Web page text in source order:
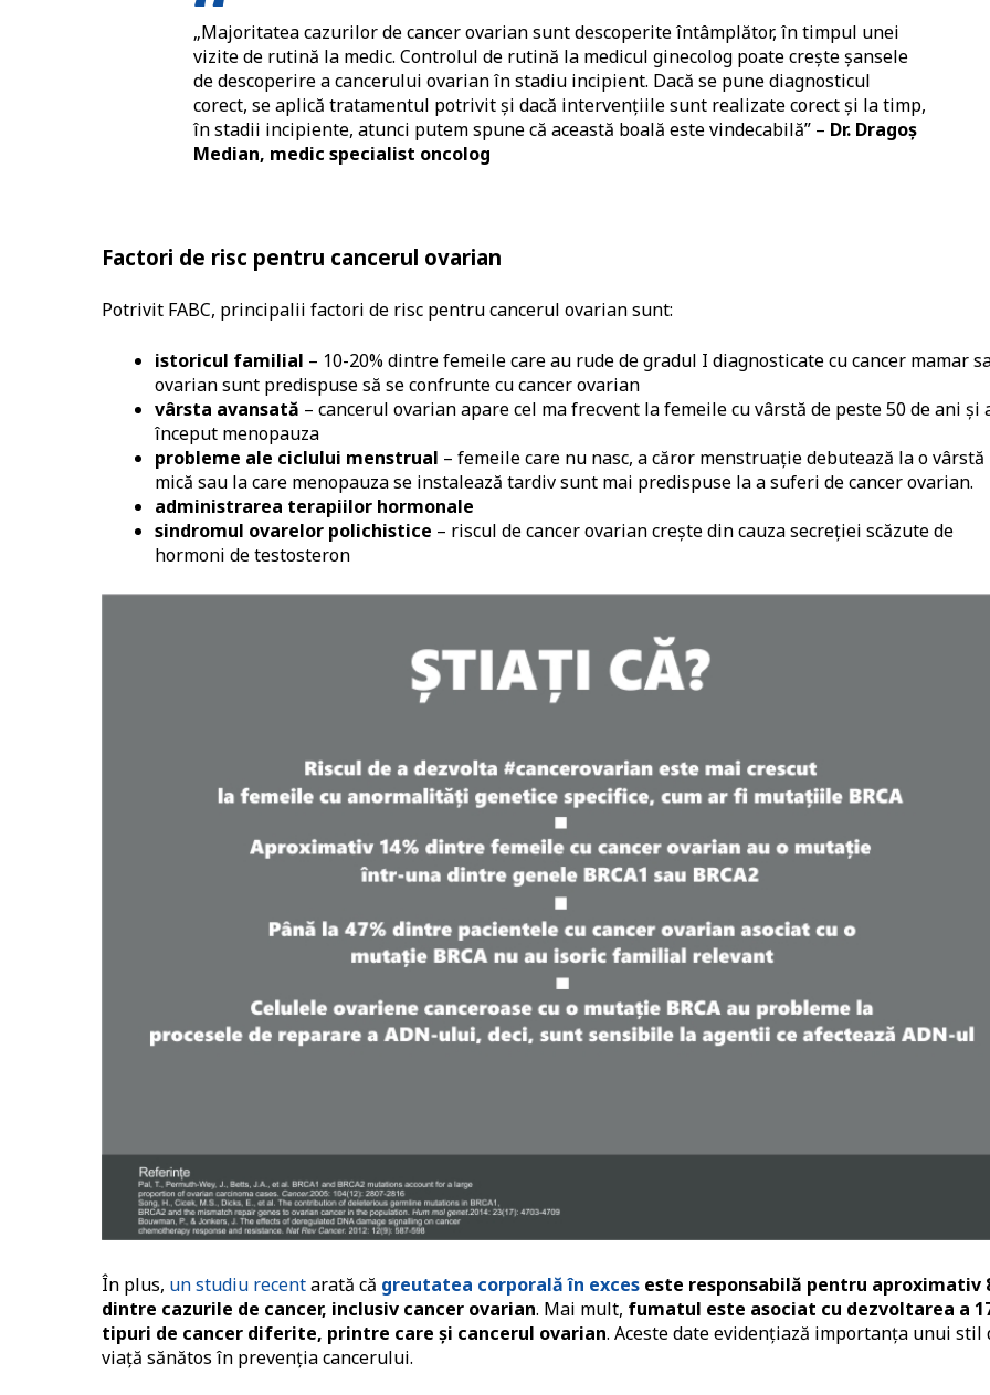
„Majoritatea cazurilor de cancer ovarian sunt descoperite întâmplător, în timpul unei
vizite de rutină la medic. Controlul de rutină la medicul ginecolog poate crește șansele
de descoperire a cancerului ovarian în stadiu incipient. Dacă se pune diagnosticul
corect, se aplică tratamentul potrivit și dacă intervențiile sunt realizate corect și la timp,
în stadii incipiente, atunci putem spune că această boală este vindecabilă” – Dr. Dragoș
Median, medic specialist oncolog
Factori de risc pentru cancerul ovarian
Potrivit FABC, principalii factori de risc pentru cancerul ovarian sunt:
istoricul familial – 10-20% dintre femeile care au rude de gradul I diagnosticate cu cancer mamar
ovarian sunt predispuse să se confrunte cu cancer ovarian
vârsta avansată – cancerul ovarian apare cel ma frecvent la femeile cu vârstă de peste 50 de ani și
început menopauza
probleme ale ciclului menstrual – femeile care nu nasc, a căror menstruație debutează la o vârstă
mică sau la care menopauza se instalează tardiv sunt mai predispuse la a suferi de cancer ovarian.
administrarea terapiilor hormonale
sindromul ovarelor polichistice – riscul de cancer ovarian crește din cauza secreției scăzute de
hormoni de testosteron
În plus, un studiu recentarată că greutatea corporală în exces este responsabilă pentru aproximativ
dintre cazurile de cancer, inclusiv cancer ovarian. Mai mult, fumatul este asociat cu dezvoltarea a
tipuri de cancer diferite, printre care și cancerul ovarian. Aceste date evidențiază importanța unui stil
viață sănătos în prevenția cancerului.